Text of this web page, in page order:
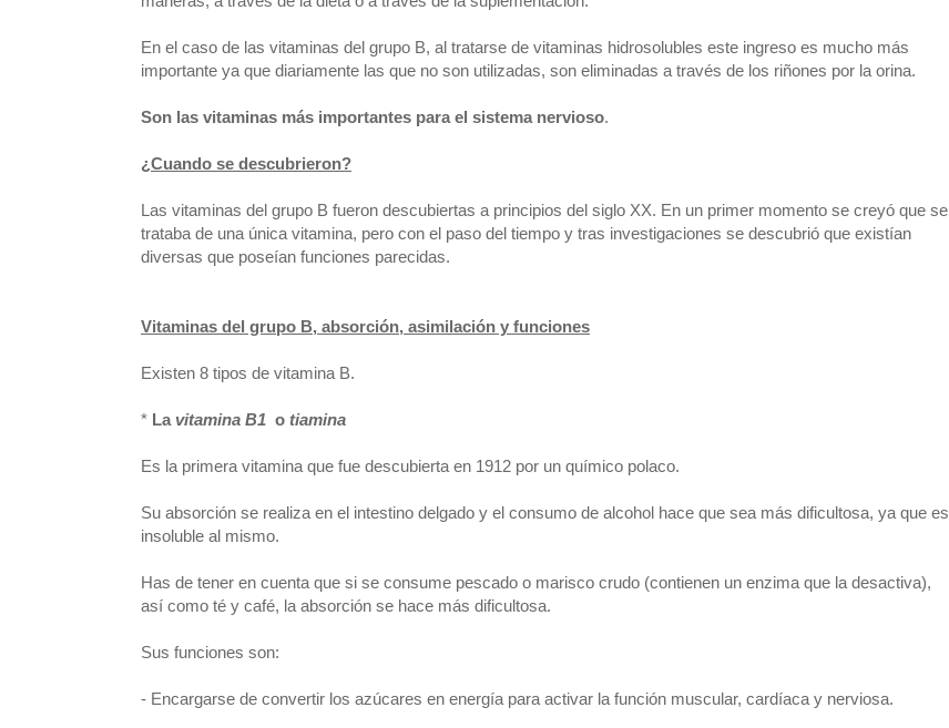
En el caso de las vitaminas del grupo B, al tratarse de vitaminas hidrosolubles este ingreso es mucho más
importante ya que diariamente las que no son utilizadas, son eliminadas a través de los riñones por la orina.
Son las vitaminas más importantes para el sistema nervioso.
¿Cuando se descubrieron?
Las vitaminas del grupo B fueron descubiertas a principios del siglo XX. En un primer momento se creyó que se
trataba de una única vitamina, pero con el paso del tiempo y tras investigaciones se descubrió que existían
diversas que poseían funciones parecidas.
Vitaminas del grupo B, absorción, asimilación y funciones
Existen 8 tipos de vitamina B.
* La vitamina B1 o tiamina
Es la primera vitamina que fue descubierta en 1912 por un químico polaco.
Su absorción se realiza en el intestino delgado y el consumo de alcohol hace que sea más dificultosa, ya que es
insoluble al mismo.
Has de tener en cuenta que si se consume pescado o marisco crudo (contienen un enzima que la desactiva),
así como té y café, la absorción se hace más dificultosa.
Sus funciones son:
- Encargarse de convertir los azúcares en energía para activar la función muscular, cardíaca y nerviosa.